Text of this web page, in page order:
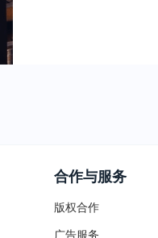
合作与服务
版权合作
广告服务